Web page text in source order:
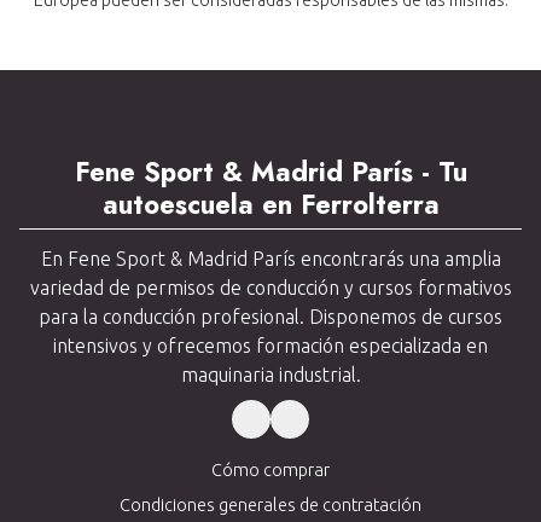
Fene Sport & Madrid París - Tu
autoescuela en Ferrolterra
En Fene Sport & Madrid París encontrarás una amplia
variedad de permisos de conducción y cursos formativos
para la conducción profesional. Disponemos de cursos
intensivos y ofrecemos formación especializada en
maquinaria industrial.
Cómo comprar
Condiciones generales de contratación